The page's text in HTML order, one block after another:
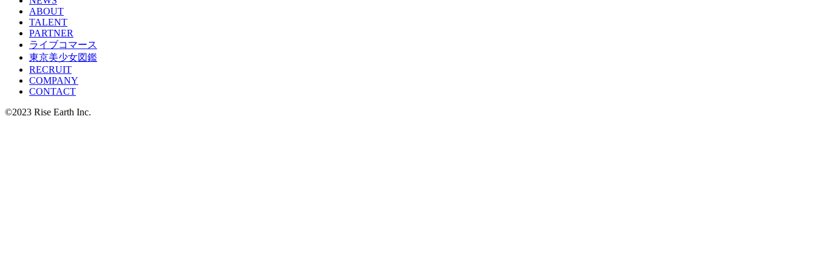
ABOUT
TALENT
PARTNER
ライブコマース
東京美少女図鑑
RECRUIT
COMPANY
CONTACT
©2023 Rise Earth Inc.